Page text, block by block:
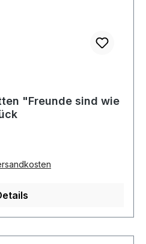
"Freunde sind wie
Stück